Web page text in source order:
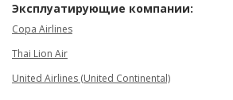
Эксплуатирующие компании:
Copa Airlines
Thai Lion Air
United Airlines (United Continental)